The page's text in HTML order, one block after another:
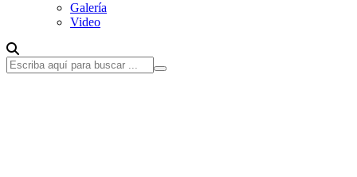
Galería
Video